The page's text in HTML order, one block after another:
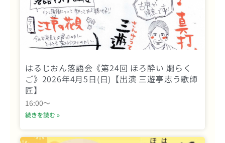
はるじおん落語会《第24回 ほろ酔い 燗らく
ご》2026年4月5日(日)【出演 三遊亭志う歌師
匠】
16:00〜
続きを読む »